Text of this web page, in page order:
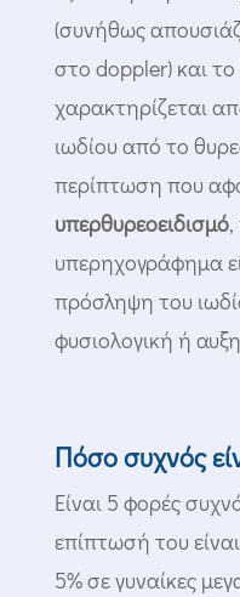
(συνήθως
στο doppler) και
χαρακτηρίζεται
ιωδίου από το
περίπτωση που
υπερθυρεοειδισμό,
υπερηχογράφημα
πρόσληψη του
φυσιολογική ή
Πόσο συχνός
Είναι 5 φορές
επίπτωσή του
5% σε γυναίκες